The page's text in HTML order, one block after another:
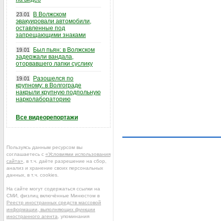
23.01
В Волжском
эвакуировали автомобили,
оставленные под
запрещающими знаками
19.01
Был пьян: в Волжском
задержали вандала,
оторвавшего лапки суслику
19.01
Разошелся по
крупному: в Волгограде
накрыли крупную подпольную
нарколабораторию
Все видеорепортажи
Пользуясь данным ресурсом вы
соглашаетесь с «Условиями использования
сайта» , в т.ч. даёте разрешение на сбор,
анализ и хранение своих персональных
данных, в т.ч. cookies.
На сайте могут содержаться ссылки на
СМИ, физлиц включённые Минюстом в
Реестр иностранных средств массовой
информации, выполняющих функции
иностранного агента , упоминания